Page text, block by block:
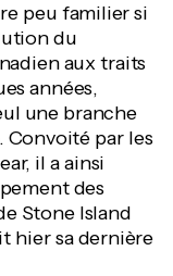
peu familier si
du
aux traits
années,
une branche
par les
il a ainsi
des
Stone Island
hier sa dernière